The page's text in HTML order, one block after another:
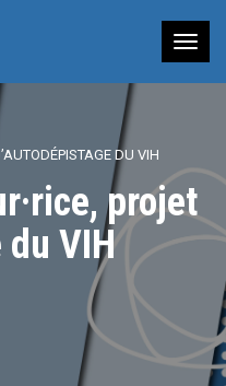
à
DU VIH
projet
du VIH